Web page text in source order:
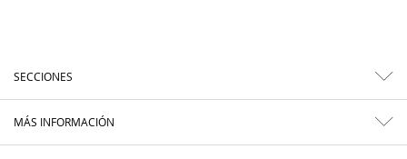
SECCIONES
MÁS INFORMACIÓN